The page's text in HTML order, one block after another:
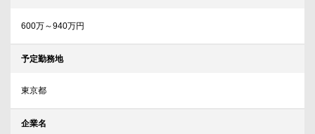
600万～940万円
予定勤務地
東京都
企業名